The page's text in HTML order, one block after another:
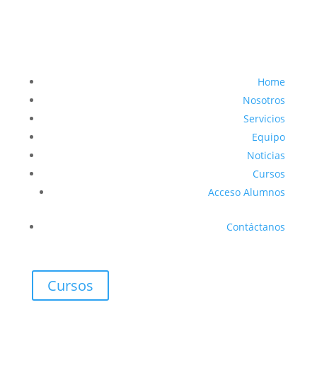
Home
Nosotros
Servicios
Equipo
Noticias
Cursos
Acceso Alumnos
Contáctanos
Cursos